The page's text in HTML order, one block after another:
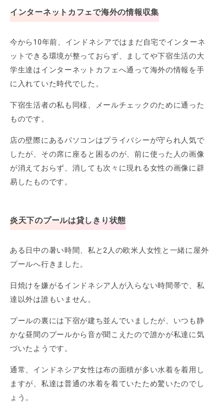
インターネットカフェで海外の情報収集
今から10年前、インドネシアではまだ自宅でインターネ
ットできる環境が整っておらず、ましてや下宿生活の大
学生達はインターネットカフェへ通って海外の情報を手
に入れていた時代でした。
下宿生活者の私も同様、メールチェックのために通った
ものです。
店の壁際にあるパソコンはプライバシーが守られ人気で
したが、その席に座ると困るのが、前に使った人の画像
が消えておらず、消しても次々に現れる女性の画像に辟
易したものです。
炎天下のプールは貸しきり状態
ある日中の暑い時間、私と2人の欧米人女性と一緒に屋外
プールへ行きました。
日焼けを嫌がるインドネシア人が入らない時間帯で、私
達以外は誰もいません。
プールの裏には下宿が建ち並んでいましたが、いつも静
かな昼間のプールから音が聞こえたので誰かが私達に気
づいたようです。
通常、インドネシア女性は布の面積が多い水着を着用し
ますが、私達は普通の水着を着ていたため驚いたのでし
ょう。